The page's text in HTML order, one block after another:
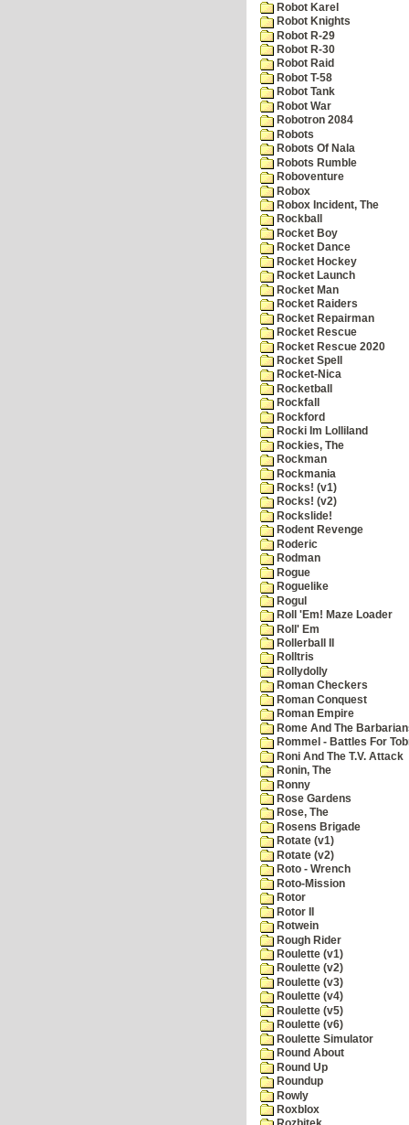
Robot Karel
Robot Knights
Robot R-29
Robot R-30
Robot Raid
Robot T-58
Robot Tank
Robot War
Robotron 2084
Robots
Robots Of Nala
Robots Rumble
Roboventure
Robox
Robox Incident, The
Rockball
Rocket Boy
Rocket Dance
Rocket Hockey
Rocket Launch
Rocket Man
Rocket Raiders
Rocket Repairman
Rocket Rescue
Rocket Rescue 2020
Rocket Spell
Rocket-Nica
Rocketball
Rockfall
Rockford
Rocki Im Lolliland
Rockies, The
Rockman
Rockmania
Rocks! (v1)
Rocks! (v2)
Rockslide!
Rodent Revenge
Roderic
Rodman
Rogue
Roguelike
Rogul
Roll 'Em! Maze Loader
Roll' Em
Rollerball II
Rolltris
Rollydolly
Roman Checkers
Roman Conquest
Roman Empire
Rome And The
Rommel - Battles For
Roni And The T.V. Attack
Ronin, The
Ronny
Rose Gardens
Rose, The
Rosens Brigade
Rotate (v1)
Rotate (v2)
Roto - Wrench
Roto-Mission
Rotor
Rotor II
Rotwein
Rough Rider
Roulette (v1)
Roulette (v2)
Roulette (v3)
Roulette (v4)
Roulette (v5)
Roulette (v6)
Roulette Simulator
Round About
Round Up
Roundup
Rowly
Roxblox